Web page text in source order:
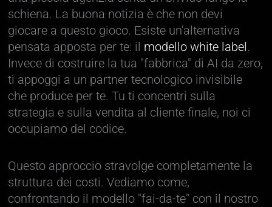
schiena. La buona notizia è che non devi
giocare a questo gioco. Esiste un'alternativa
pensata apposta per te: il modello white label.
Invece di costruire la tua "fabbrica" di AI da zero,
ti appoggi a un partner tecnologico invisibile
che produce per te. Tu ti concentri sulla
strategia e sulla vendita al cliente finale, noi ci
occupiamo del codice.
Questo approccio stravolge completamente la
struttura dei costi. Vediamo come,
confrontando il modello "fai-da-te" con il nostro